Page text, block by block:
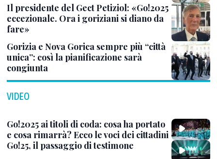
Il presidente del Gect Petiziol: «Go!2025
eccezionale. Ora i goriziani si diano da
fare»
Gorizia e Nova Gorica sempre più “città
unica”: così la pianificazione sarà
congiunta
VIDEO
Go!2025 ai titoli di coda: cosa ha portato
e cosa rimarrà? Ecco le voci dei cittadini
Go!25, il passaggio di testimone